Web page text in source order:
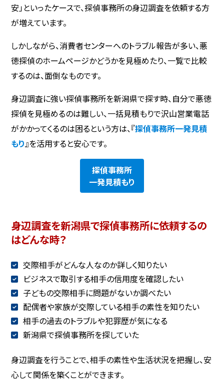
安」といったケースで、探偵事務所の身辺調査を依頼する方
が増えています。
しかしながら、消費者センターへのトラブル報告が多い、悪
徳探偵のホームページかどうかを見極めたり、一覧で比較
するのは、面倒なものです。
身辺調査に強い探偵事務所を新潟県で探す時、自分で悪徳
探偵を見極めるのは難しい、一括見積もりで沢山営業電話
がかかってくるのは困るという方は、『探偵事務所一発見積
もり 』を活用すると安心です。
探偵事務所
一発見積もり
身辺調査を新潟県で探偵事務所に依頼するの
はどんな時？
交際相手がどんな人なのか詳しく知りたい
ビジネスで取引する相手の信用度を確認したい
子どもの交際相手に問題がないか調べたい
配偶者や家族が交際している相手の素性を知りたい
相手の過去のトラブルや犯罪歴が気になる
新潟県で探偵事務所を探していた
身辺調査を行うことで、相手の素性や生活状況を把握し、安
心して関係を築くことができます。